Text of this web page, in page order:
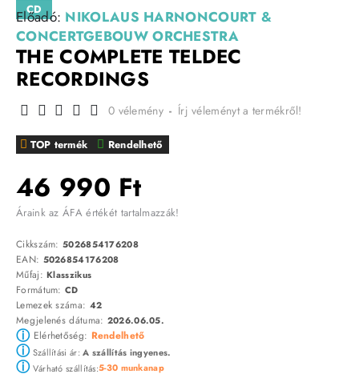
CD
Előadó: NIKOLAUS HARNONCOURT &
CONCERTGEBOUW ORCHESTRA
THE COMPLETE TELDEC
RECORDINGS
TOP termék Rendelhető
0 vélemény - Írj véleményt a termékről!
46 990 Ft
Áraink az ÁFA értékét tartalmazzák!
Cikkszám: 5026854176208
EAN: 5026854176208
Műfaj:Klasszikus
Formátum: CD
Lemezek száma: 42
Megjelenés dátuma: 2026.06.05.
ⓘElérhetőség: Rendelhető
ⓘVárható szállítás:5-30 munkanap
ⓘSzállítási ár:A szállítás ingyenes.